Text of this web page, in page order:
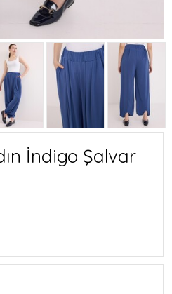
İndigo Şalvar